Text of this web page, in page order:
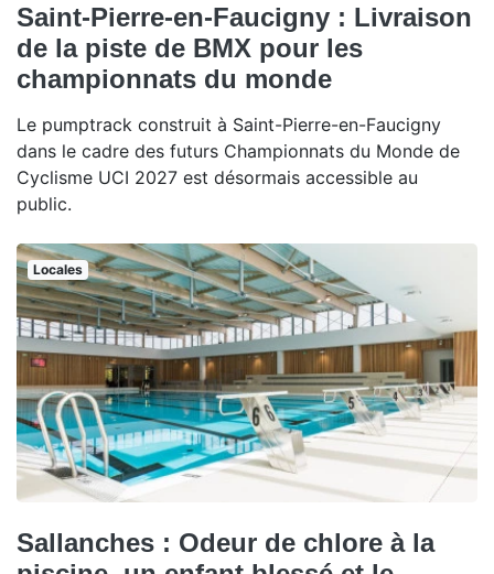
Saint-Pierre-en-Faucigny : Livraison
de la piste de BMX pour les
championnats du monde
Le pumptrack construit à Saint-Pierre-en-Faucigny
dans le cadre des futurs Championnats du Monde de
Cyclisme UCI 2027 est désormais accessible au
public.
Locales
Sallanches : Odeur de chlore à la